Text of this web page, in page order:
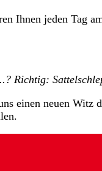
Ihnen jeden Tag
Richtig:
einen neuen Witz